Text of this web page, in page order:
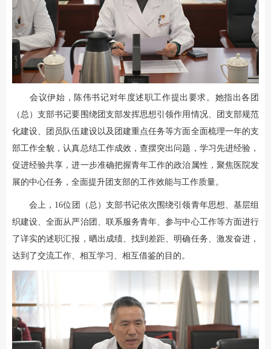
会议伊始，陈伟书记对年度述职工作提出要求。她指出各团
（总）支部书记要围绕团支部发挥思想引领作用情况、团支部规范
化建设、团员队伍建设以及团建重点任务等方面全面梳理一年的支
部工作全貌，认真总结工作成效，查摆突出问题，学习先进经验，
促进经验共享，进一步准确把握青年工作的政治属性，聚焦医院发
展的中心任务，全面提升团支部的工作效能与工作质量。
会上，16位团（总）支部书记依次围绕引领青年思想、基层组
织建设、全面从严治团、联系服务青年、参与中心工作等方面进行
了详实的述职汇报，晒出成绩、找到差距、明确任务、激发奋进，
达到了交流工作、相互学习、相互借鉴的目的。